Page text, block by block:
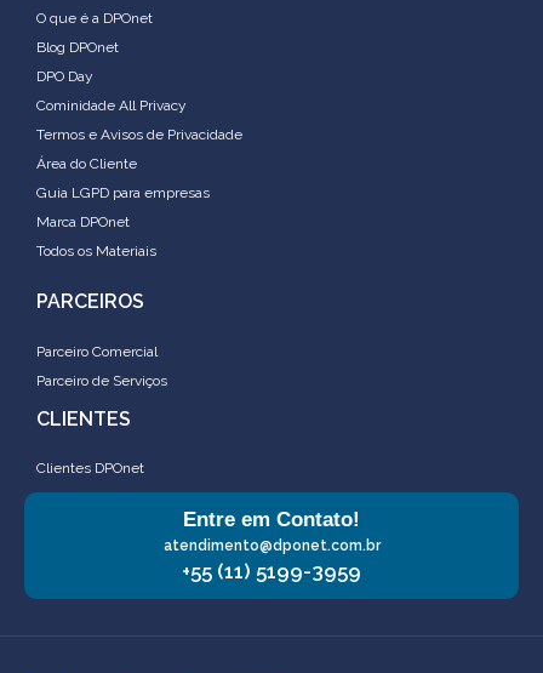
O que é a DPOnet
Blog DPOnet
DPO Day
Cominidade All Privacy
Termos e Avisos de Privacidade
Área do Cliente
Guia LGPD para empresas
Marca DPOnet
Todos os Materiais
PARCEIROS
Parceiro Comercial
Parceiro de Serviços
CLIENTES
Clientes DPOnet
Entre em Contato!
atendimento@dponet.com.br
+55 (11) 5199-3959